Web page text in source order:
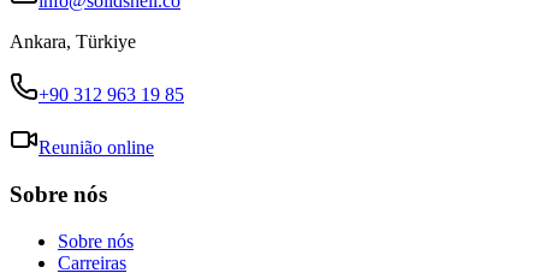
Ankara, Türkiye
+90 312 963 19 85
Reunião online
Sobre nós
Sobre nós
Carreiras